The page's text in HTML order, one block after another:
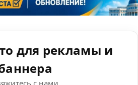
для рекламы и